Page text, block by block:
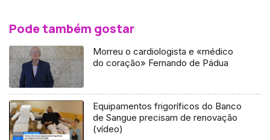
Pode também gostar
Morreu o cardiologista e «médico
do coração» Fernando de Pádua
Equipamentos frigoríficos do Banco
de Sangue precisam de renovação
(vídeo)